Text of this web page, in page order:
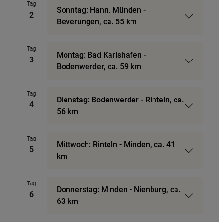
Tag
2
Sonntag: Hann. Münden -
Beverungen, ca. 55 km
Tag
3
Montag: Bad Karlshafen -
Bodenwerder, ca. 59 km
Tag
4
Dienstag: Bodenwerder - Rinteln, ca.
56 km
Tag
5
Mittwoch: Rinteln - Minden, ca. 41
km
Tag
6
Donnerstag: Minden - Nienburg, ca.
63 km